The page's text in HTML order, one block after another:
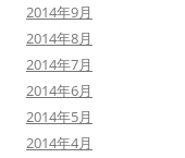
2014年9月
2014年8月
2014年7月
2014年6月
2014年5月
2014年4月